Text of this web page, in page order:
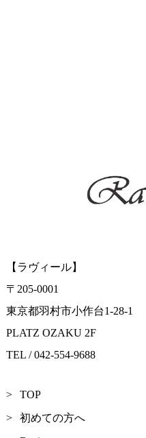
【ラヴィール】
〒205-0001
東京都羽村市小作台1-28-1
PLATZ OZAKU 2F
TEL / 042-554-9688
TOP
初めての方へ